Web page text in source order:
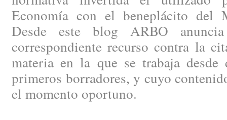
Economía con el beneplácito del
Desde este blog ARBO
correspondiente recurso contra la
materia en la que se trabaja
primeros borradores, y cuyo
el momento oportuno.